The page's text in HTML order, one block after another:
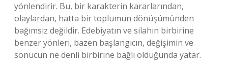
yönlendirir. Bu, bir karakterin kararlarından,
olaylardan, hatta bir toplumun dönüşümünden
bağımsız değildir. Edebiyatın ve silahın birbirine
benzer yönleri, bazen başlangıcın, değişimin ve
sonucun ne denli birbirine bağlı olduğunda yatar.